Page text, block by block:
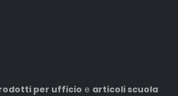
per ufficio e articoli scuola